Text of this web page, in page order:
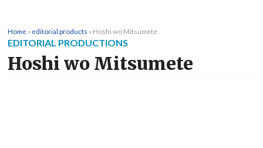
Home » editorial products » Hoshi wo Mitsumete
EDITORIAL PRODUCTIONS
Hoshi wo Mitsumete